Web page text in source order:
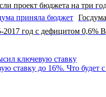
проект бюджета на три
2017 год с дефицитом 0,6%
ставку до 16%. Что будет